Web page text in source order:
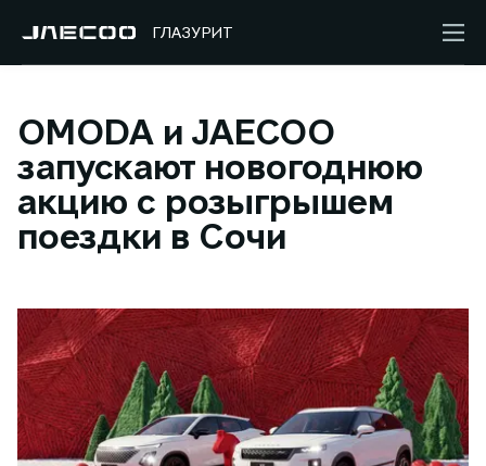
ГЛАЗУРИТ
OMODA и JAECOO
запускают новогоднюю
акцию с розыгрышем
поездки в Сочи